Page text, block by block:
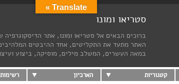
סטריאו ומונו
ברוכים הבאים אל סטריאו ומונו, אתר
האתר מתעד את התקליטים, אחד ההיבטים
במאה העשרים, המשלב מילים, מוסיקה, ביצוע
קטגוריות הארכיון רשימות
Translate »